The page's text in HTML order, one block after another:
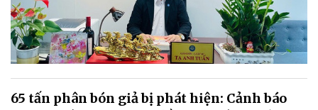
65 tấn phân bón giả bị phát hiện: Cảnh báo